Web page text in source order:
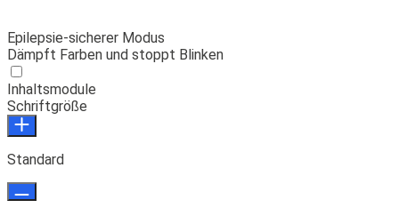
Epilepsie-sicherer Modus
Dämpft Farben und stoppt Blinken
Inhaltsmodule
Schriftgröße
Standard